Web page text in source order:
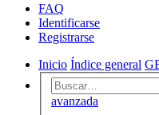
FAQ
Identificarse
Registrarse
Inicio Índice general
avanzada